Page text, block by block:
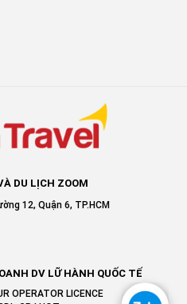
DU LỊCH ZOOM
12, Quận 6, TP.HCM
DV LỮ HÀNH QUỐC TẾ
OPERATOR LICENCE